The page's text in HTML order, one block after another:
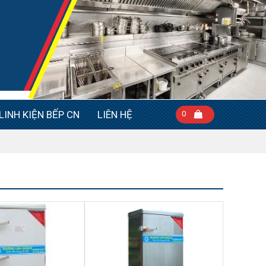
KIỆN BẾP CN LIÊN HỆ 0